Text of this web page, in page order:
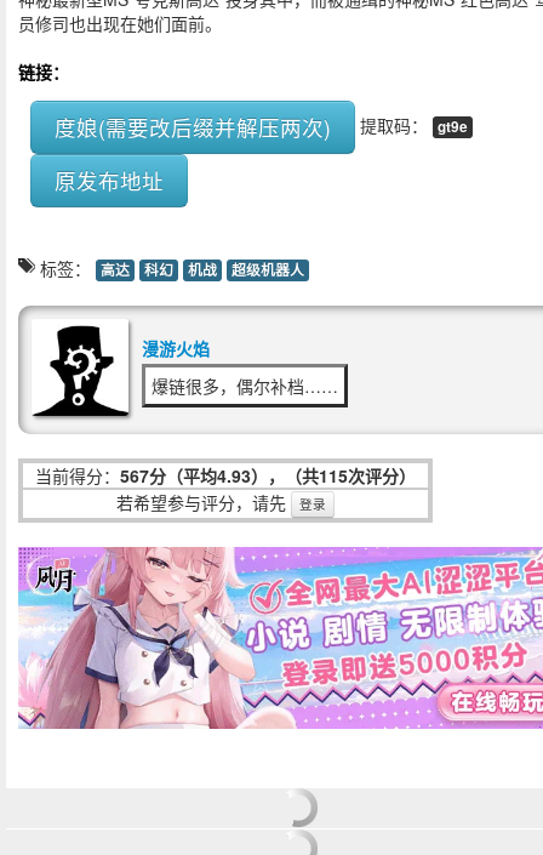
员修司也出现在她们面前。
链接：
度娘(需要改后缀并解压两次) 提取码： gt9e
原发布地址
标签： 高达 科幻 机战 超级机器人
漫游火焰
爆链很多，偶尔补档……
当前得分： 567分（平均4.93），（共115次评分）
若希望参与评分，请先
登录